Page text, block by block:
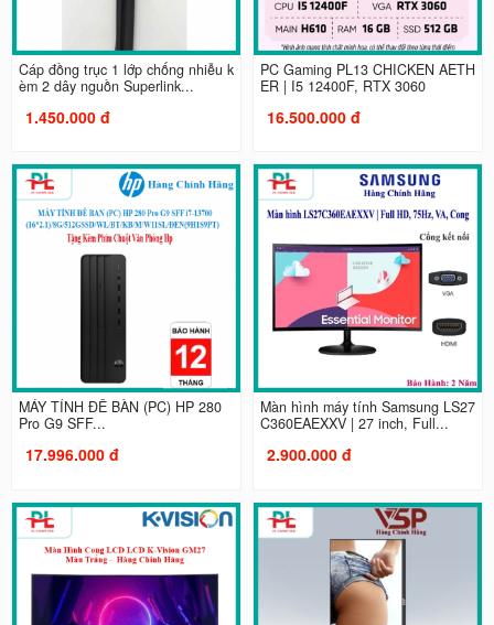
Cáp đồng trục 1 lớp chống nhiễu k
èm 2 dây nguồn Superlink...
1.450.000 đ
PC Gaming PL13 CHICKEN AETH
ER | I5 12400F, RTX 3060
16.500.000 đ
MÁY TÍNH ĐỂ BÀN (PC) HP 280
Pro G9 SFF...
17.996.000 đ
Màn hình máy tính Samsung LS27
C360EAEXXV | 27 inch, Full...
2.900.000 đ